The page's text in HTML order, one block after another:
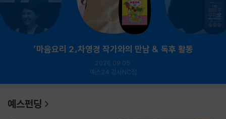
『마음요리 2』차영경 작가와의 만남 & 독후 활동
2026.09.05.
예스24 강서NC점
예스펀딩